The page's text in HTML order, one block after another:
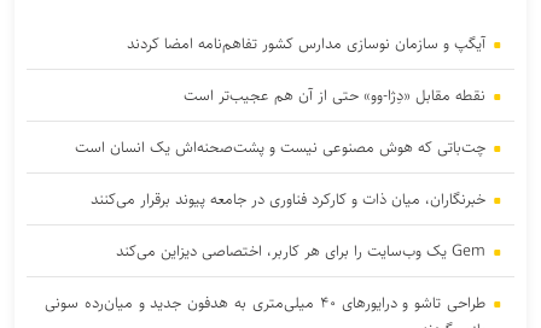
آیگپ و سازمان نوسازی مدارس کشور تفاهم‌نامه امضا کردند
نقطه مقابل «دِژا-وو» حتی از آن هم عجیب‌تر است
چت‌باتی که هوش مصنوعی نیست و پشت‌صحنه‌اش یک انسان است
خبرنگاران، میان ذات و کارکرد فناوری در جامعه پیوند برقرار می‌کنند
Gem یک وب‌سایت را برای هر کاربر، اختصاصی دیزاین می‌کند
طراحی تاشو و درایورهای ۴۰ میلی‌متری به هدفون جدید و میان‌رده سونی